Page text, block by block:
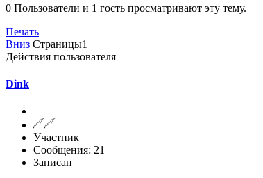
0 Пользователи и 1 гость просматривают эту тему.
Печать
Вниз Страницы1
Действия пользователя
Dink
Участник
Сообщения: 21
Записан